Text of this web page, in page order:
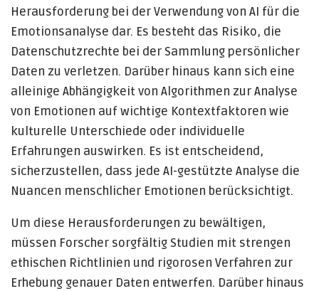
Herausforderung bei der Verwendung von AI für die
Emotionsanalyse dar. Es besteht das Risiko, die
Datenschutzrechte bei der Sammlung persönlicher
Daten zu verletzen. Darüber hinaus kann sich eine
alleinige Abhängigkeit von Algorithmen zur Analyse
von Emotionen auf wichtige Kontextfaktoren wie
kulturelle Unterschiede oder individuelle
Erfahrungen auswirken. Es ist entscheidend,
sicherzustellen, dass jede AI-gestützte Analyse die
Nuancen menschlicher Emotionen berücksichtigt.
Um diese Herausforderungen zu bewältigen,
müssen Forscher sorgfältig Studien mit strengen
ethischen Richtlinien und rigorosen Verfahren zur
Erhebung genauer Daten entwerfen. Darüber hinaus